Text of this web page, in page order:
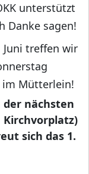
unterstützt
Danke sagen!
Juni treffen wir
im Mütterlein!
der nächsten
Kirchvorplatz)
sich das 1.